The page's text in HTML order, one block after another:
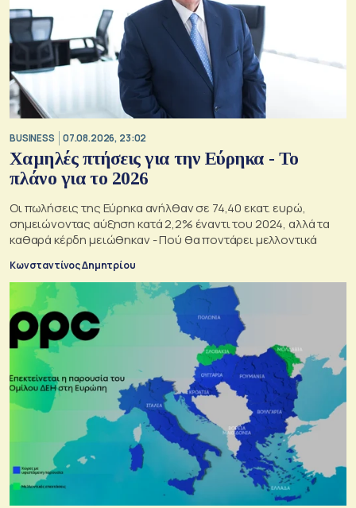
BUSINESS 07.08.2026, 23:02
Χαμηλές πτήσεις για την Εύρηκα - Το
πλάνο για το 2026
Οι πωλήσεις της Εύρηκα ανήλθαν σε 74,40 εκατ. ευρώ,
σημειώνοντας αύξηση κατά 2,2% έναντι του 2024, αλλά τα
καθαρά κέρδη μειώθηκαν - Πού θα ποντάρει μελλοντικά
Κωνσταντίνος Δημητρίου